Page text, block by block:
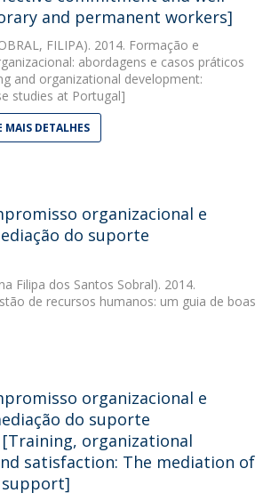
and permanent workers]
FILIPA). 2014. Formação e
abordagens e casos práticos
and organizational development:
studies at Portugal]
MAIS DETALHES
organizacional e
do suporte
Filipa dos Santos Sobral). 2014.
de recursos humanos: um guia de boas
organizacional e
do suporte
organizational
satisfaction: The mediation of